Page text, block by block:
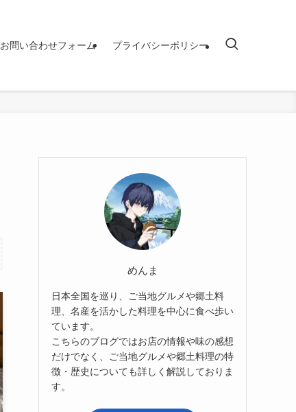
お問い合わせフォーム プライバシーポリシー
めんま
日本全国を巡り、ご当地グルメや郷土料
理、名産を活かした料理を中心に食べ歩い
ています。
こちらのブログではお店の情報や味の感想
だけでなく、ご当地グルメや郷土料理の特
徴・歴史についても詳しく解説しておりま
す。